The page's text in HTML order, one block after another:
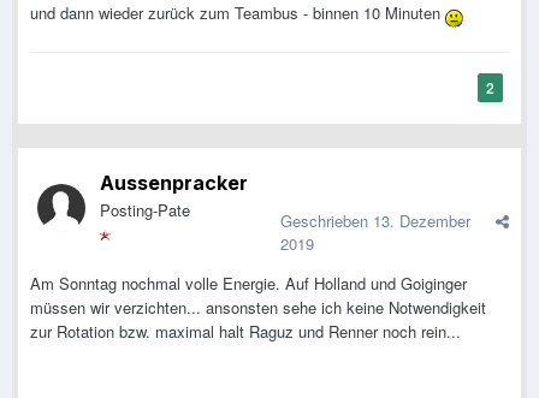
und dann wieder zurück zum Teambus - binnen 10 Minuten
2
Aussenpracker
Posting-Pate Geschrieben 13. Dezember
2019
Am Sonntag nochmal volle Energie. Auf Holland und Goiginger
müssen wir verzichten... ansonsten sehe ich keine Notwendigkeit
zur Rotation bzw. maximal halt Raguz und Renner noch rein...